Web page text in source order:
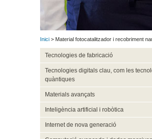
Inici > Material fotocatalitzador i recobriment
Tecnologies de fabricació
Tecnologies digitals clau, com les
quàntiques
Materials avançats
Inteligència artificial i robòtica
Internet de nova generació